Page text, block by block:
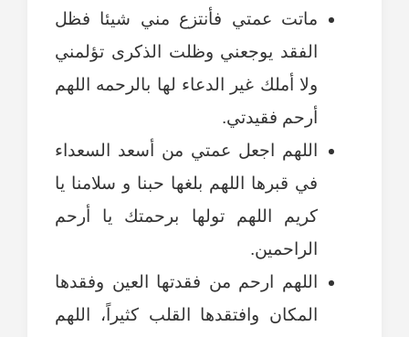
ماتت عمتي فأنتزع مني شيئا فظل
الفقد يوجعني وظلت الذكرى تؤلمني
ولا أملك غير الدعاء لها بالرحمه اللهم
أرحم فقيدتي.
اللهم اجعل عمتي من أسعد السعداء
في قبرها اللهم بلغها حبنا و سلامنا يا
كريم اللهم تولها برحمتك يا أرحم
الراحمين.
اللهم ارحم من فقدتها العين وفقدها
المكان وافتقدها القلب كثيراً، اللهم